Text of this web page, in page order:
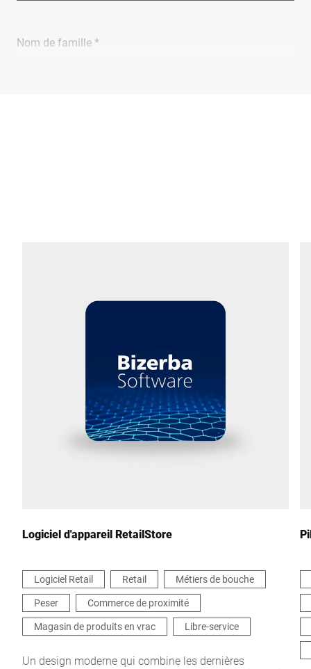
Nom de famille *
Je confirme par la présente que j'accepte l'utilisation de mes
données pour traiter cette demande De plus amples informations
peuvent être trouvées dans leDéclaration de protection des
Logiciel d'appareil RetailStore
Logiciel Retail Retail
Métiers de bouche
Peser
Commerce de proximité
Magasin de produits en vrac
Libre-service
Un design moderne qui combine les dernières